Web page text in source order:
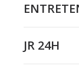
JR 24H